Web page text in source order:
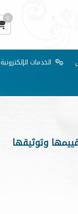
0
الخدمات الإلكترونية
وتوثيقها